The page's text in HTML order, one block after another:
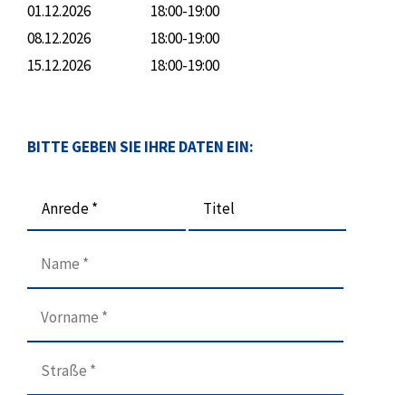
01.12.2026
18:00-19:00
08.12.2026
18:00-19:00
15.12.2026
18:00-19:00
BITTE GEBEN SIE IHRE DATEN EIN:
Anrede * Titel